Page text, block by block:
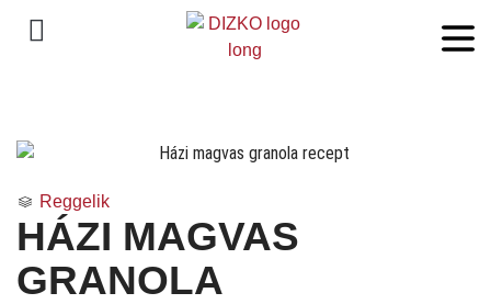
Reggelik
HÁZI MAGVAS
GRANOLA